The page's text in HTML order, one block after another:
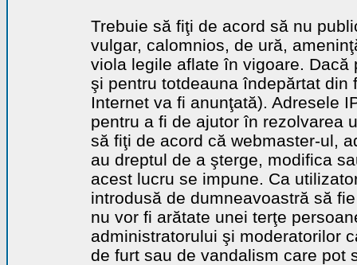
Trebuie să fiţi de acord să nu
vulgar, calomnios, de ură,
viola legile aflate în vigoare.
şi pentru totdeauna îndepărtat
Internet va fi anunţată). Adresele
pentru a fi de ajutor în rezolvarea
să fiţi de acord că webmaster-ul,
au dreptul de a şterge, modifica
acest lucru se impune. Ca
introdusă de dumneavoastră să
nu vor fi arătate unei terţe
administratorului şi moderatorilor
de furt sau de vandalism care pot